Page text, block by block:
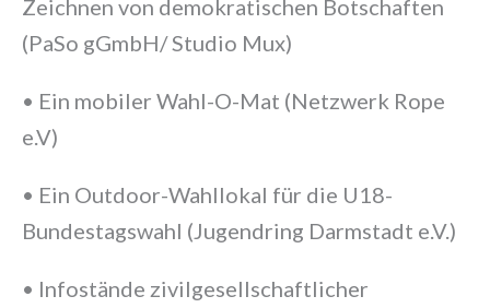
Zeichnen von demokratischen Botschaften
(PaSo gGmbH/ Studio Mux)
• Ein mobiler Wahl-O-Mat (Netzwerk Rope
e.V)
• Ein Outdoor-Wahllokal für die U18-
Bundestagswahl (Jugendring Darmstadt e.V.)
• Infostände zivilgesellschaftlicher